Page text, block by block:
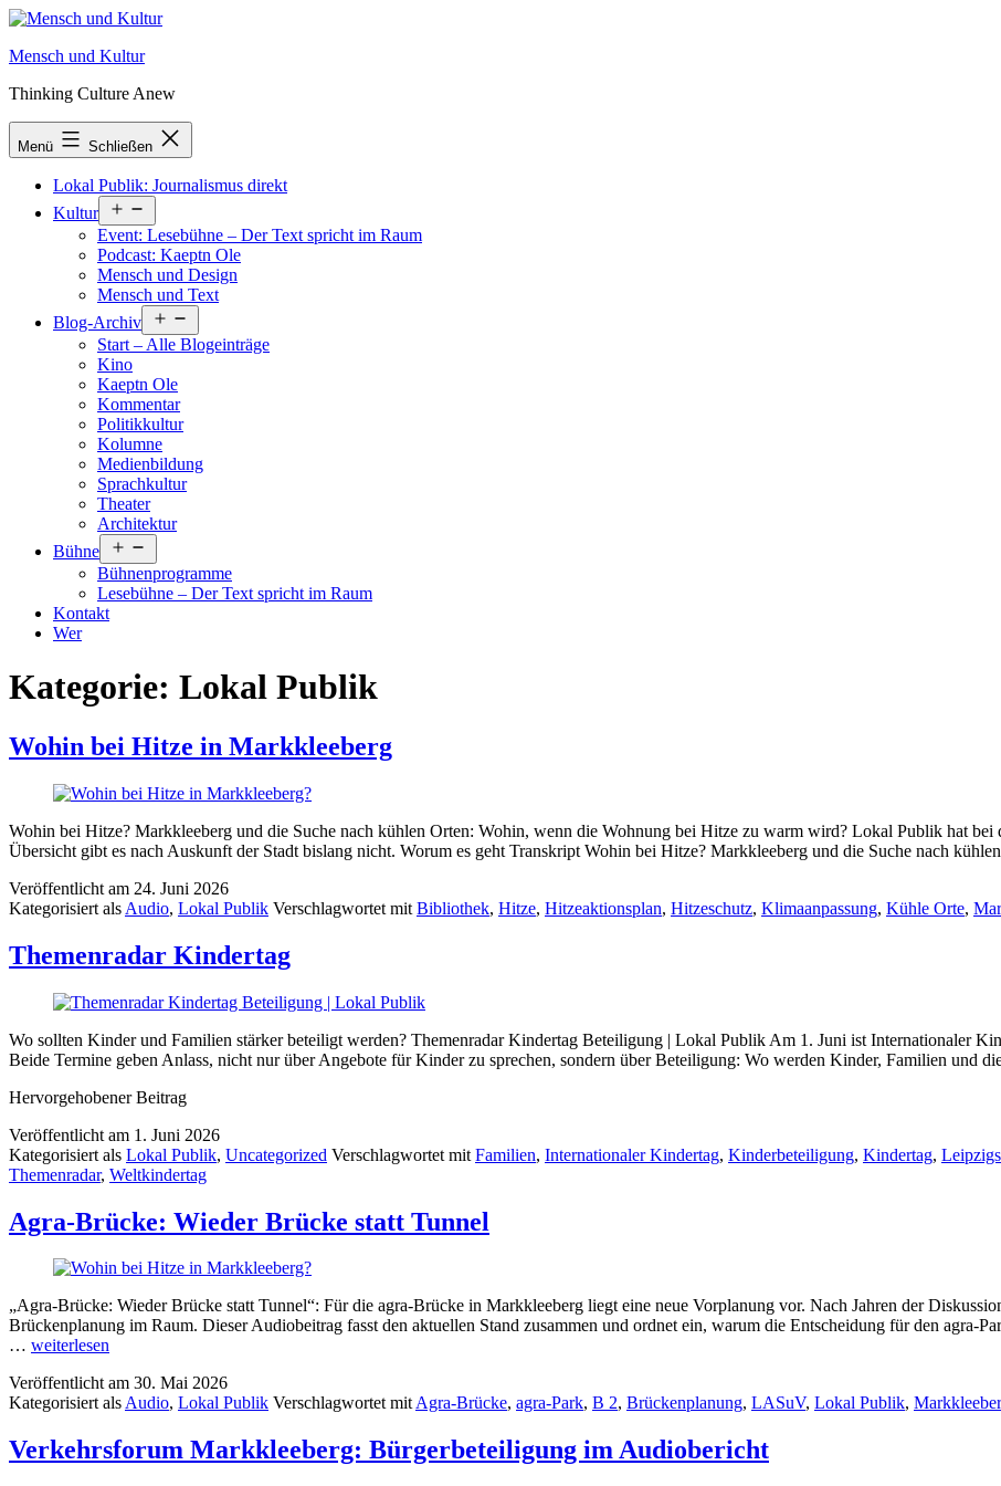
Zum
springen
Mensch und Kultur
Thinking Culture Anew
Menü Schließen
Lokal Publik: Journalismus direkt
Kultur
öffnen
Event: Lesebühne – Der Text spricht im Raum
Podcast: Kaeptn Ole
Mensch und Design
Mensch und Text
Blog-Archiv
öffnen
Start – Alle Blogeinträge
Kino
Kaeptn Ole
Kommentar
Politikkultur
Kolumne
Medienbildung
Sprachkultur
Theater
Architektur
Bühne
öffnen
Bühnenprogramme
Lesebühne – Der Text spricht im Raum
Kontakt
Wer
Kategorie: Lokal Publik
Wohin bei Hitze in Markkleeberg
Wohin bei Hitze? Markkleeberg und die Suche nach kühlen Orten: Wohin, wenn die Wohnung bei Hitze zu warm wird? Lokal Publik hat
Übersicht gibt es nach Auskunft der Stadt bislang nicht. Worum es geht Transkript Wohin bei Hitze? Markkleeberg und die Suche nach
Veröffentlicht am 24. Juni 2026
Kategorisiert als Audio, Lokal Publik Verschlagwortet mit Bibliothek, Hitze, Hitzeaktionsplan, Hitzeschutz, Klimaanpassung, Kühle Orte,
Themenradar Kindertag
Wo sollten Kinder und Familien stärker beteiligt werden? Themenradar Kindertag Beteiligung | Lokal Publik Am 1. Juni ist Internationaler
Beide Termine geben Anlass, nicht nur über Angebote für Kinder zu sprechen, sondern über Beteiligung: Wo werden Kinder, Familien und
Hervorgehobener Beitrag
Veröffentlicht am 1. Juni 2026
Kategorisiert als Lokal Publik, Uncategorized Verschlagwortet mit Familien, Internationaler Kindertag, Kinderbeteiligung, Kindertag,
Themenradar, Weltkindertag
Agra-Brücke: Wieder Brücke statt Tunnel
„Agra-Brücke: Wieder Brücke statt Tunnel“: Für die agra-Brücke in Markkleeberg liegt eine neue Vorplanung vor. Nach Jahren der
Brückenplanung im Raum. Dieser Audiobeitrag fasst den aktuellen Stand zusammen und ordnet ein, warum die Entscheidung für den agra-
… Agra-
Wieder
Brücke
Tunnel
weiterlesen
Veröffentlicht am 30. Mai 2026
Kategorisiert alsAudio, Lokal Publik Verschlagwortet mitAgra-Brücke, agra-Park, B 2, Brückenplanung, LASuV, Lokal Publik,
Verkehrsforum Markkleeberg: Bürgerbeteiligung im Audiobericht